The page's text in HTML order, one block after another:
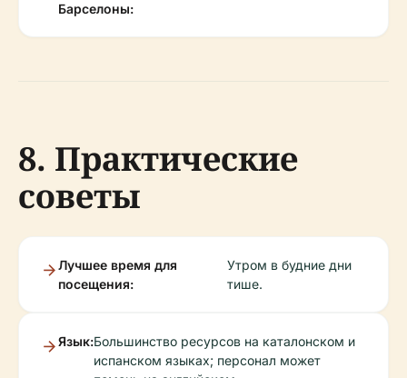
Барселоны:
8. Практические
советы
Лучшее время для
посещения:
Утром в будние дни
тише.
Язык:Большинство ресурсов на каталонском и
испанском языках; персонал может